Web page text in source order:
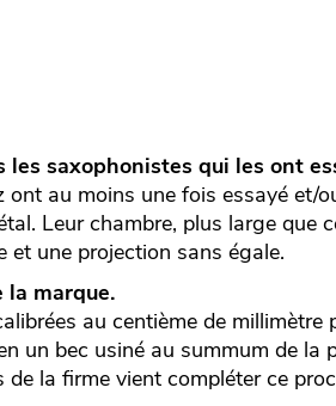
les saxophonistes qui les ont
ont au moins une fois essayé et/
Leur chambre, plus large que
et une projection sans égale.
la marque.
au centième de
un bec usiné au summum de la
de la firme vient compléter ce